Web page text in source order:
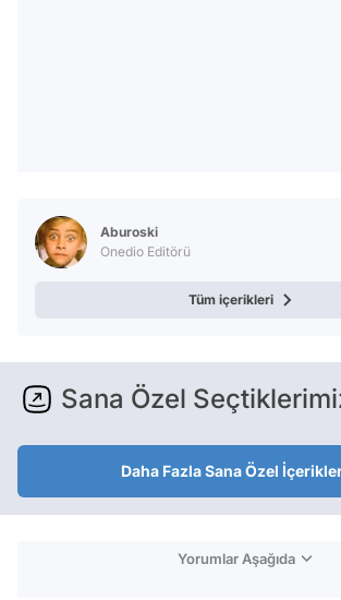
Aburoski
Onedio Editörü
Tüm içerikleri
Sana Özel
Daha Fazla Sana Özel
Yorumlar Aşağıda